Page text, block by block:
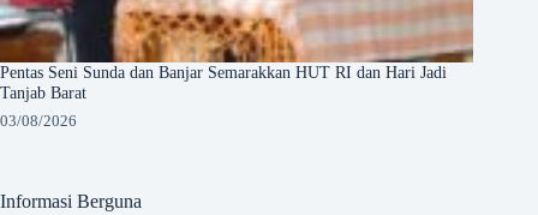
Pentas Seni Sunda dan Banjar Semarakkan HUT RI dan Hari Jadi
Tanjab Barat
03/08/2026
Informasi Berguna